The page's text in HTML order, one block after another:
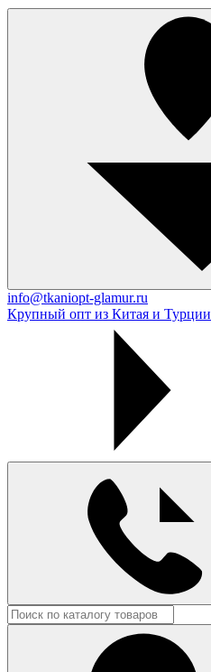
info@tkaniopt-glamur.ru
Крупный опт из Китая и Турции